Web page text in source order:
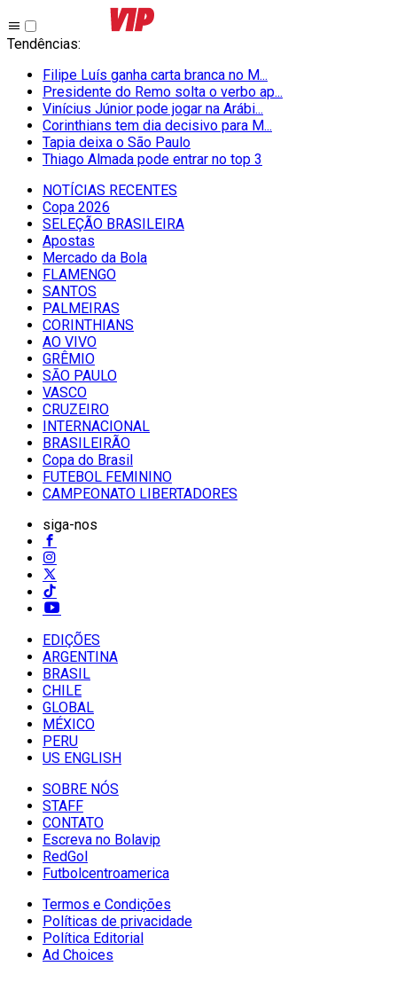
Tendências:
Filipe Luís ganha carta branca no M...
Presidente do Remo solta o verbo ap...
Vinícius Júnior pode jogar na Arábi...
Corinthians tem dia decisivo para M...
Tapia deixa o São Paulo
Thiago Almada pode entrar no top 3
NOTÍCIAS RECENTES
Copa 2026
SELEÇÃO BRASILEIRA
Apostas
Mercado da Bola
FLAMENGO
SANTOS
PALMEIRAS
CORINTHIANS
AO VIVO
GRÊMIO
SĀO PAULO
VASCO
CRUZEIRO
INTERNACIONAL
BRASILEIRÃO
Copa do Brasil
FUTEBOL FEMININO
CAMPEONATO LIBERTADORES
siga-nos
EDIÇÕES
ARGENTINA
BRASIL
CHILE
GLOBAL
MÉXICO
PERU
US ENGLISH
SOBRE NÓS
STAFF
CONTATO
Escreva no Bolavip
RedGol
Futbolcentroamerica
Termos e Condições
Políticas de privacidade
Política Editorial
Ad Choices